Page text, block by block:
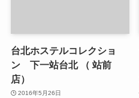
台北ホステルコレクショ
ン 下一站台北 （ 站前
店）
2016年5月26日